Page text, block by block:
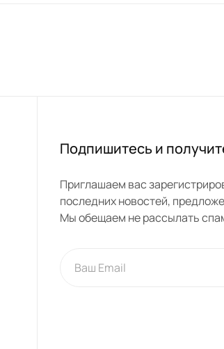
Подпишитесь и
Приглашаем вас
последних новостей,
Мы обещаем не рассылать